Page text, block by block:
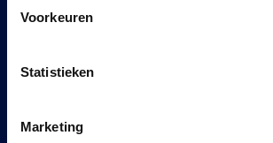
Voorkeuren
Statistieken
Marketing
ORGANISEREN?
Nee